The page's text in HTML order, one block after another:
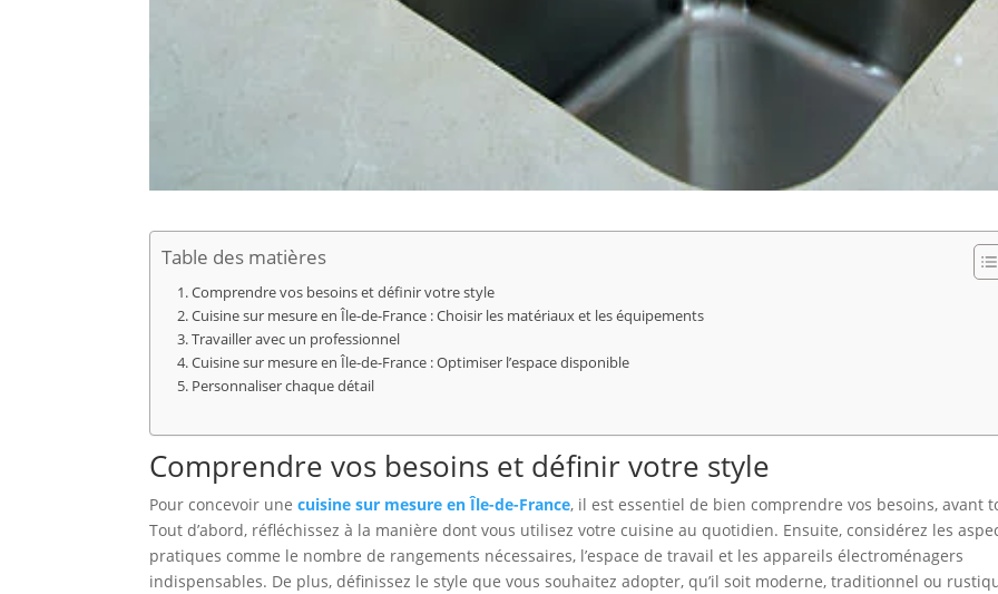
Table des matières
Comprendre vos besoins et définir votre style
Cuisine sur mesure en Île-de-France : Choisir les matériaux et les équipements
Travailler avec un professionnel
Cuisine sur mesure en Île-de-France : Optimiser l’espace disponible
Personnaliser chaque détail
Comprendre vos besoins et définir votre style
Pour concevoir unecuisine sur mesure en Île-de-France, il est essentiel de bien comprendre vos besoins, avant
Tout d’abord, réfléchissez à la manière dont vous utilisez votre cuisine au quotidien. Ensuite, considérez les
pratiques comme le nombre de rangements nécessaires, l’espace de travail et les appareils électroménagers
indispensables. De plus, définissez le style que vous souhaitez adopter, qu’il soit moderne, traditionnel ou